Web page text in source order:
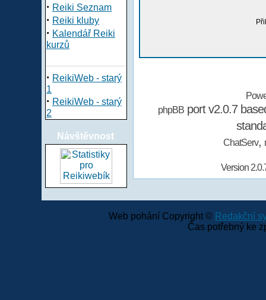
· Reiki Seznam
· Reiki kluby
· Kalendář Reiki
kurzů
· ReikiWeb - starý
1
· ReikiWeb - starý
2
Návštěvnost
phpBBport v2.0.7
ChatServ,
Version
Web pohání Copyright © Redakční
Čas potřebný ke